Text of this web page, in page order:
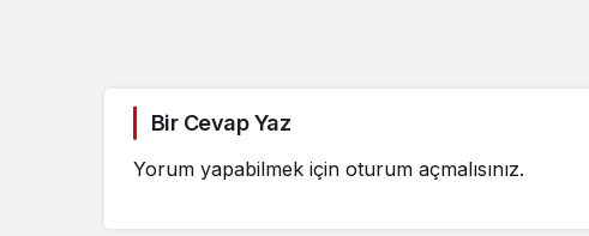
Bir Cevap Yaz
Yorum yapabilmek için oturum açmalısınız.